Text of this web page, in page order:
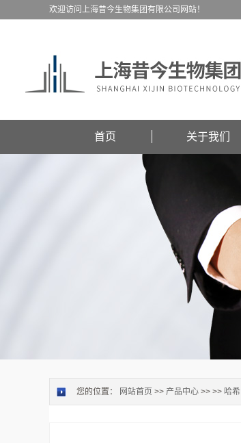
欢迎访问上海昔今生物集团有限公司网站！
首页 关于我们
您的位置： 网站首页 >> 产品中心 >> >> 哈希